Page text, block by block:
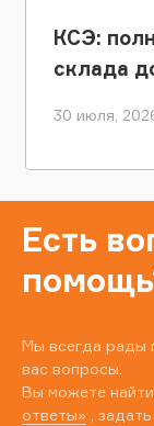
КСЭ:
склада
30 июля,
Есть
Мы всегда рады
вас вопросы.
Вы можете
ответы» ,